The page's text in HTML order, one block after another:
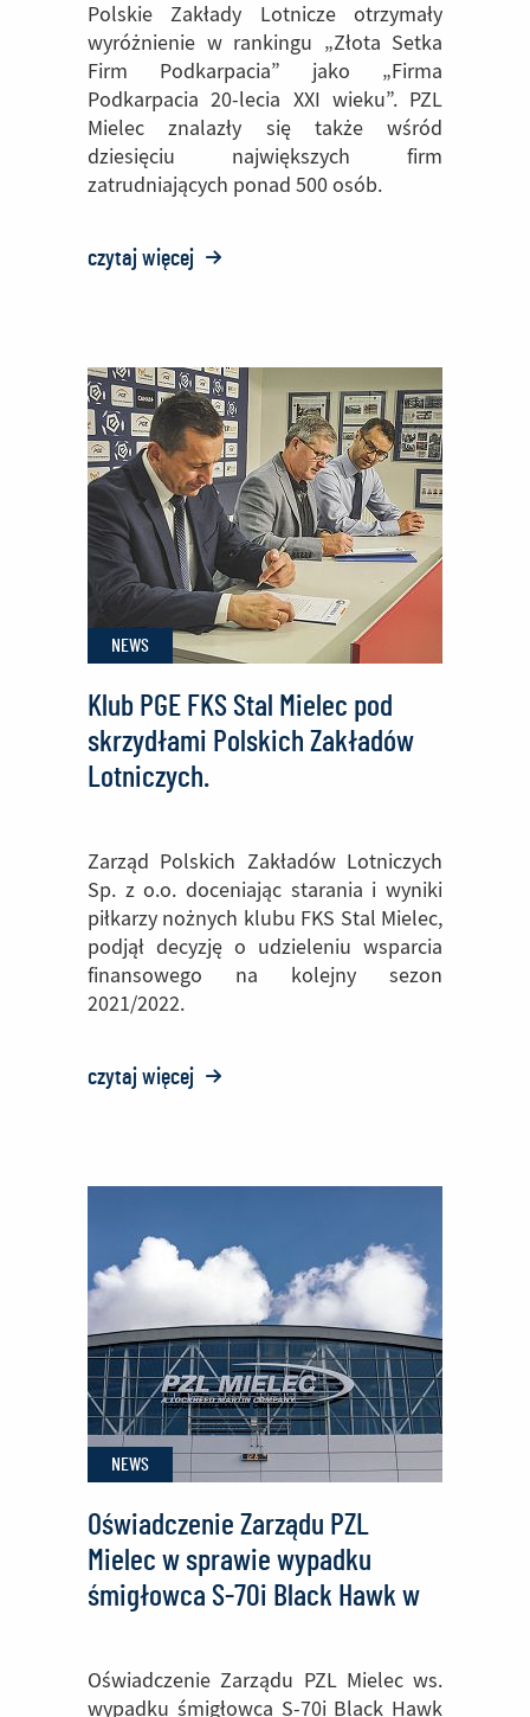
Polskie Zakłady Lotnicze otrzymały
wyróżnienie w rankingu „Złota Setka
Firm Podkarpacia” jako „Firma
Podkarpacia 20-lecia XXI wieku”. PZL
Mielec znalazły się także wśród
dziesięciu największych firm
zatrudniających ponad 500 osób.
czytaj więcej o:
jedną
z
największych
firm
Podkarpacia
NEWS
Klub PGE FKS Stal Mielec pod
skrzydłami Polskich Zakładów
Lotniczych.
Zarząd Polskich Zakładów Lotniczych
Sp. z o.o. doceniając starania i wyniki
piłkarzy nożnych klubu FKS Stal Mielec,
podjął decyzję o udzieleniu wsparcia
finansowego na kolejny sezon
2021/2022.
czytaj więcej o:
FKS
Mielec
skrzydłami
Polskich
Zakładów
Lotniczych.
NEWS
Oświadczenie Zarządu PZL
Mielec w sprawie wypadku
śmigłowca S-70i Black Hawk w
Filipinach
Oświadczenie Zarządu PZL Mielec ws.
wypadku śmigłowca S-70i Black Hawk